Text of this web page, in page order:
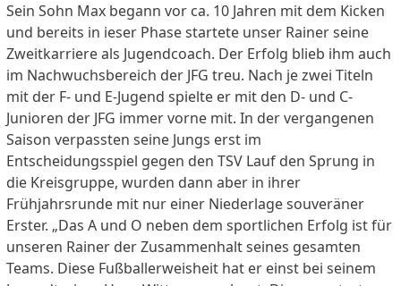
Sein Sohn Max begann vor ca. 10 Jahren mit dem Kicken
und bereits in ieser Phase startete unser Rainer seine
Zweitkarriere als Jugendcoach. Der Erfolg blieb ihm auch
im Nachwuchsbereich der JFG treu. Nach je zwei Titeln
mit der F- und E-Jugend spielte er mit den D- und C-
Junioren der JFG immer vorne mit. In der vergangenen
Saison verpassten seine Jungs erst im
Entscheidungsspiel gegen den TSV Lauf den Sprung in
die Kreisgruppe, wurden dann aber in ihrer
Frühjahrsrunde mit nur einer Niederlage souveräner
Erster. „Das A und O neben dem sportlichen Erfolg ist für
unseren Rainer der Zusammenhalt seines gesamten
Teams. Diese Fußballerweisheit hat er einst bei seinem